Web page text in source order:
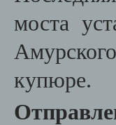
моста
купюре.